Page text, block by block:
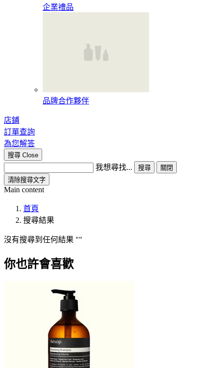
企業禮品
品牌合作夥伴
店鋪
訂單查詢
為您解答
搜尋 Close
我想尋找... 搜尋
關閉
清除搜尋文字
Main content
首頁
搜尋結果
沒有搜尋到任何結果
你也許會喜歡